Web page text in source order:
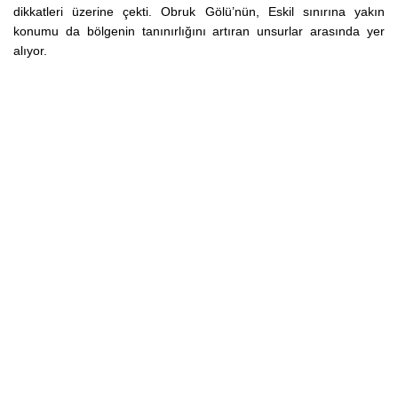
dikkatleri üzerine çekti. Obruk Gölü’nün, Eskil sınırına yakın
konumu da bölgenin tanınırlığını artıran unsurlar arasında yer
alıyor.